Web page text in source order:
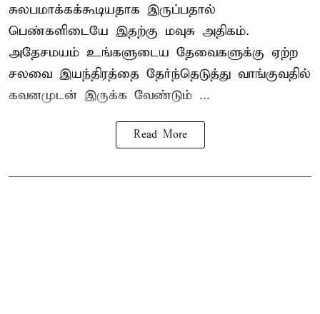
சுலபமாக்கக்கூடியதாக இருப்பதால்
பெண்களிடையே இதற்கு மவுசு அதிகம்.
அதேசமயம் உங்களுடைய தேவைகளுக்கு ஏற்ற
சலவை இயந்திரத்தை தேர்ந்தெடுத்து வாங்குவதில்
கவனமுடன் இருக்க வேண்டும் ...
Read More